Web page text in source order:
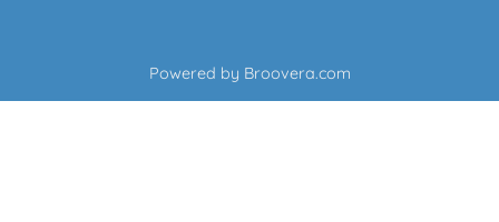
Powered by Broovera.com